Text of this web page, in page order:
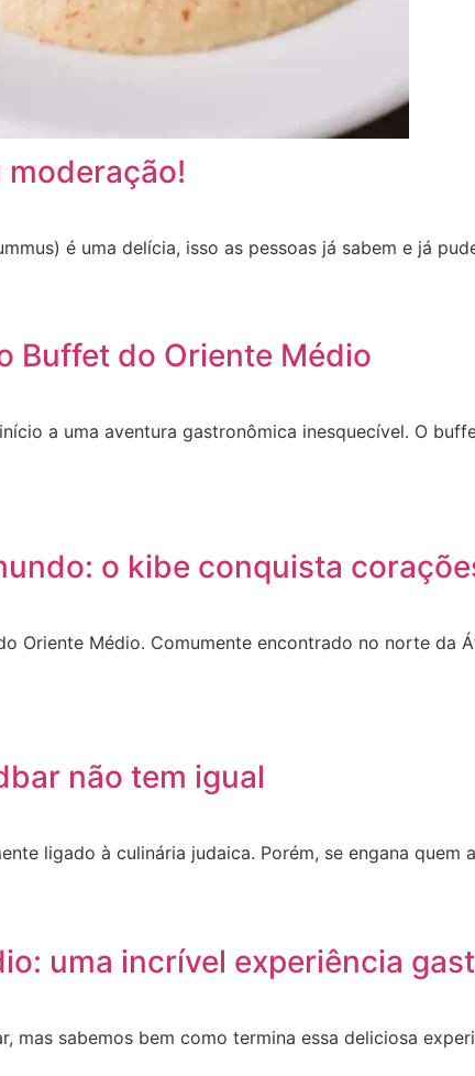
moderação!
é uma delícia, isso as pessoas já sabem e já
Buffet do Oriente Médio
a uma aventura gastronômica inesquecível. O
o kibe conquista
Oriente Médio. Comumente encontrado no norte da
não tem igual
ligado à culinária judaica. Porém, se engana quem
uma incrível experiência
mas sabemos bem como termina essa deliciosa